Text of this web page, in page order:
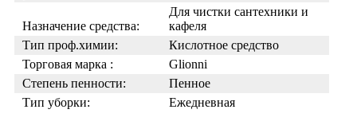
Назначение средства:
Для чистки сантехники и
кафеля
Тип проф.химии:
Кислотное средство
Торговая марка :
Glionni
Степень пенности:
Пенное
Тип уборки:
Ежедневная